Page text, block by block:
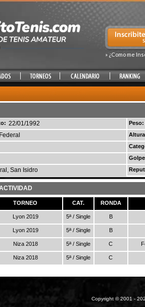
» ¿Como me
22/01/1992
Peso:
San Isidro
TORNEO CAT. RONDA
Lyon 2019 5ª / Single B
Lyon 2019 5ª / Single B
Niza 2018 5ª / Single C
Niza 2018 5ª / Single C
Copyright © 2001 -